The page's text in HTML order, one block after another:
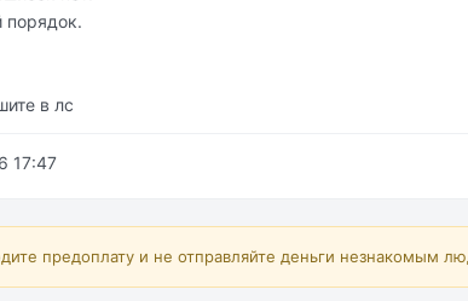
порядок.
в лс
17:47
предоплату и не отправляйте деньги незнакомым